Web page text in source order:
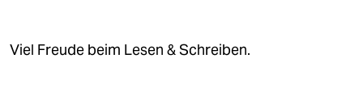
Viel Freude beim Lesen & Schreiben.